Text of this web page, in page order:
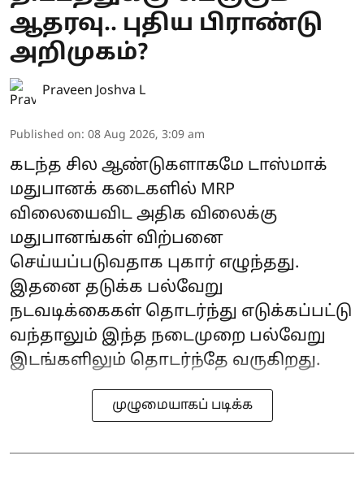
ஆதரவு.. புதிய பிராண்டு
அறிமுகம்?
Praveen Joshva L
Published on: 08 Aug 2026, 3:09 am
கடந்த சில ஆண்டுகளாகமே டாஸ்மாக்
மதுபானக் கடைகளில் MRP
விலையைவிட அதிக விலைக்கு
மதுபானங்கள் விற்பனை
செய்யப்படுவதாக புகார் எழுந்தது.
இதனை தடுக்க பல்வேறு
நடவடிக்கைகள் தொடர்ந்து எடுக்கப்பட்டு
வந்தாலும் இந்த நடைமுறை பல்வேறு
இடங்களிலும் தொடர்ந்தே வருகிறது.
முழுமையாகப் படிக்க